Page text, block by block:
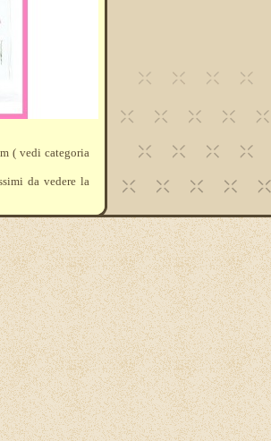
( vedi categoria
da vedere la